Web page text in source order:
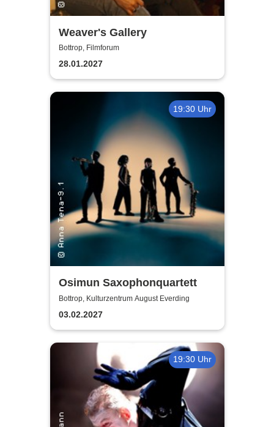
Weaver's Gallery
Bottrop, Filmforum
28.01.2027
19:30 Uhr
Osimun Saxophonquartett
Bottrop, Kulturzentrum August Everding
03.02.2027
19:30 Uhr